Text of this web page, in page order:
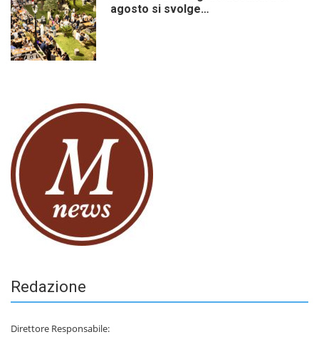
agosto si svolge…
Redazione
Direttore Responsabile: